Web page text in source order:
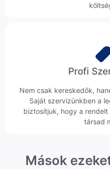
Profi
Nem csak kereskedők,
Saját szervizünkben a
biztosítjuk, hogy a
társad
Mások